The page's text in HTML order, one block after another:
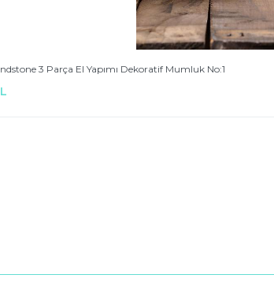
3 Parça El Yapımı Dekoratif Mumluk No:1